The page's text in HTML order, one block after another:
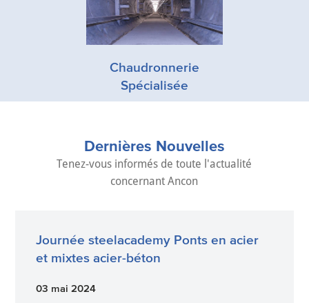
Chaudronnerie
Spécialisée
Dernières Nouvelles
Tenez-vous informés de toute l'actualité
concernant Ancon
Journée steelacademy Ponts en acier
et mixtes acier-béton
03 mai 2024